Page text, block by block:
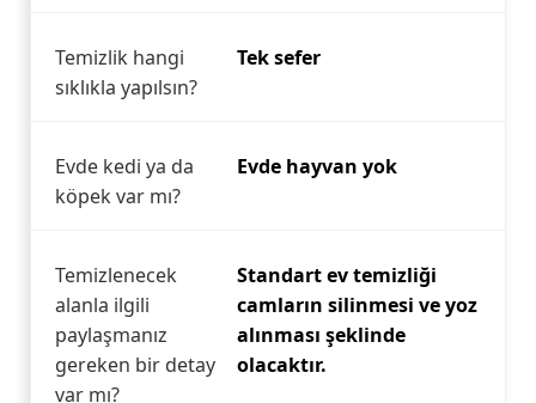
Temizlik hangi
sıklıkla yapılsın?
Tek sefer
Evde kedi ya da
köpek var mı?
Evde hayvan yok
Temizlenecek
alanla ilgili
paylaşmanız
gereken bir detay
var mı?
Standart ev temizliği
camların silinmesi ve yoz
alınması şeklinde
olacaktır.